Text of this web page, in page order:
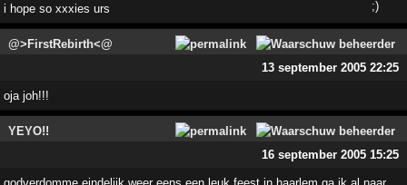
i hope so xxxies urs
@>FirstRebirth<@
13 september 2005 22:25
oja joh!!!
YEYO!!
16 september 2005 15:25